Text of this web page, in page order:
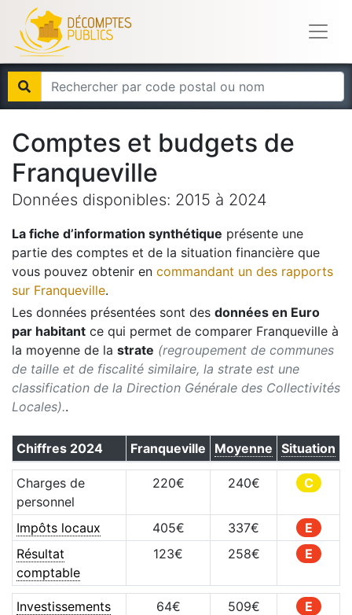
Comptes et budgets de
Franqueville
Données disponibles: 2015 à 2024
La fiche d’information synthétique présente une
partie des comptes et de la situation financière que
vous pouvez obtenir en commandant un des rapports
sur Franqueville.
Les données présentées sont des données en Euro
par habitant ce qui permet de comparer Franqueville à
la moyenne de la strate (regroupement de communes
de taille et de fiscalité similaire, la strate est une
classification de la Direction Générale des Collectivités
Locales)..
Chiffres 2024 Franqueville Moyenne Situation
Charges de
personnel
220€ 240€ C
Impôts locaux 405€ 337€
E
Résultat
comptable
123€ 258€ E
Investissements 64€ 509€
E